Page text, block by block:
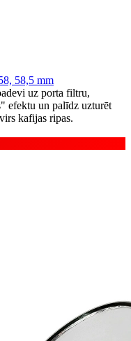
58,5 mm
uz porta filtru,
efektu un palīdz uzturēt
kafijas ripas.